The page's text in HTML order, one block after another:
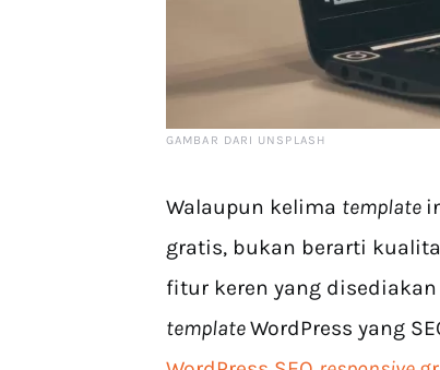
GAMBAR DARI UNSPLASH
Walaupun kelima template
gratis, bukan berarti
fitur keren yang
templateWordPress yang